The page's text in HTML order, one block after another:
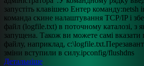
запустіть клавішею Ентер
команда скине налаштування TCP/IP і
файл (logfile.txt) в поточному каталозі, з
запущена. Також ви можете самі
файлу, наприклад,
зміни вступили в силу.ipconfig/flushdns
Детальніше